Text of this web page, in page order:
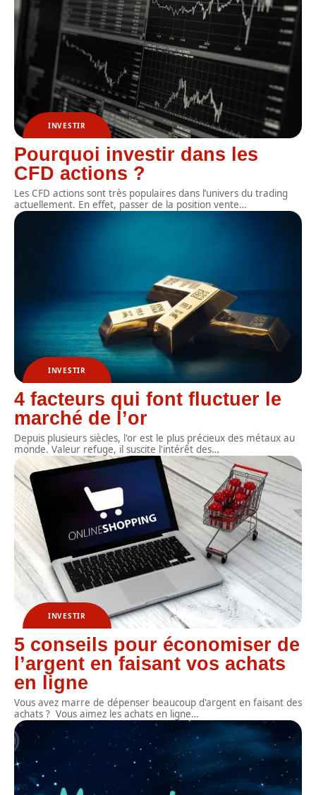
INVESTIR
Pourquoi investir dans les
CFD actions ?
Les CFD actions sont très populaires dans l’univers du trading
actuellement. En effet, passer de la position vente…
INVESTIR
4 facteurs qui font fluctuer le
marché de l’or
Depuis plusieurs siècles, l'or est le plus précieux des métaux au
monde. Valeur refuge, il suscite l'intérêt des…
INVESTIR
5 conseils pour économiser de
l’argent en faisant vos achats
en ligne
Vous avez marre de dépenser beaucoup d'argent en faisant des
achats ? Vous aimez les achats en ligne…